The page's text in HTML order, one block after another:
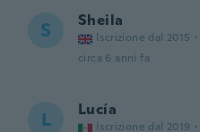
S Sheila
Iscrizione dal 2015 ·
circa 6 anni fa
L Lucía
Iscrizione dal 2019 ·